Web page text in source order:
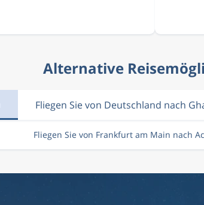
Alternative
Fliegen Sie von Deutschland nach
Fliegen Sie von Frankfurt am Main nach